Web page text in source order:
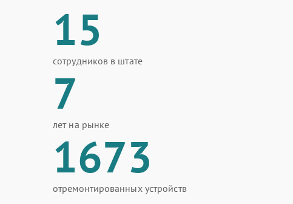
15
сотрудников в штате
7
лет на рынке
1673
отремонтированных устройств